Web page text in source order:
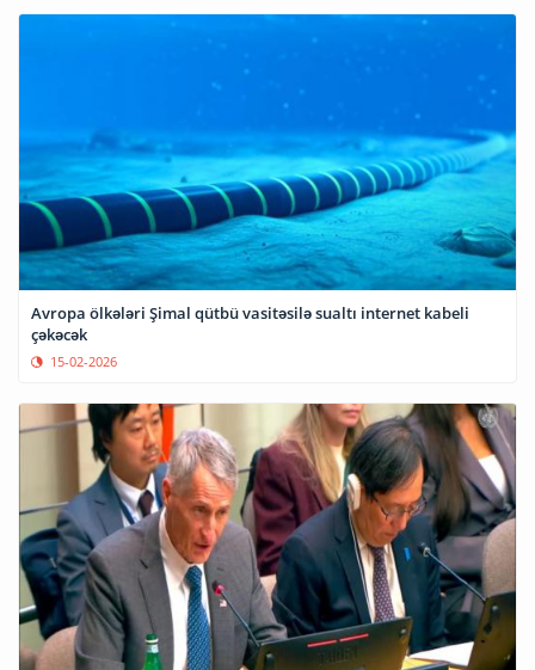
Avropa ölkələri Şimal qütbü vasitəsilə sualtı internet kabeli
çəkəcək
15-02-2026